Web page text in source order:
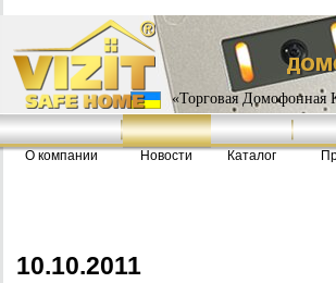
«Торговая Домофонная
О компании Новости Каталог
10.10.2011